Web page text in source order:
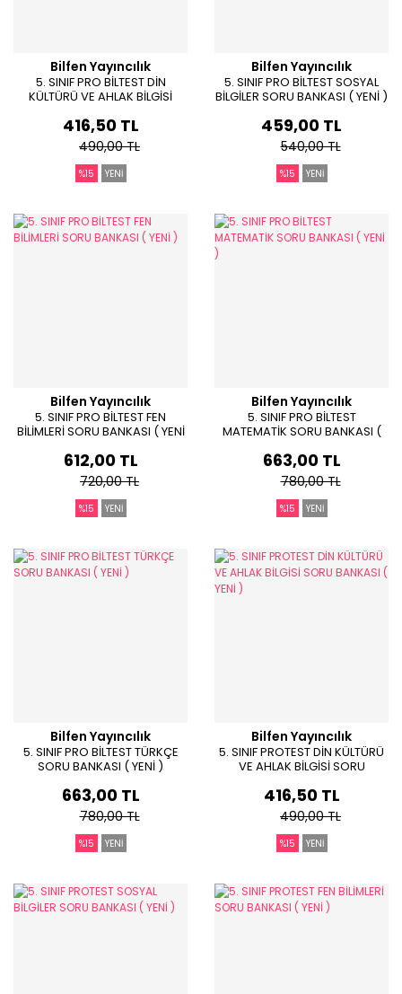
Bilfen Yayıncılık
5. SINIF PRO BİLTEST DİN
KÜLTÜRÜ VE AHLAK BİLGİSİ
416,50 TL
490,00 TL
%15 YENİ
Bilfen Yayıncılık
5. SINIF PRO BİLTEST SOSYAL
BİLGİLER SORU BANKASI ( YENİ )
459,00 TL
540,00 TL
%15 YENİ
Bilfen Yayıncılık
5. SINIF PRO BİLTEST FEN
BİLİMLERİ SORU BANKASI ( YENİ
612,00 TL
720,00 TL
%15 YENİ
Bilfen Yayıncılık
5. SINIF PRO BİLTEST
MATEMATİK SORU BANKASI (
663,00 TL
780,00 TL
%15 YENİ
Bilfen Yayıncılık
5. SINIF PRO BİLTEST TÜRKÇE
SORU BANKASI ( YENİ )
663,00 TL
780,00 TL
%15 YENİ
Bilfen Yayıncılık
5. SINIF PROTEST DİN KÜLTÜRÜ
VE AHLAK BİLGİSİ SORU
416,50 TL
490,00 TL
%15 YENİ